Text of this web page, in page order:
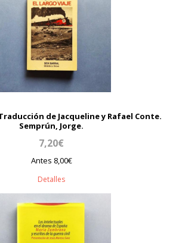
de Jacqueline y Rafael Conte.
Semprún, Jorge.
7,20€
Antes 8,00€
Detalles